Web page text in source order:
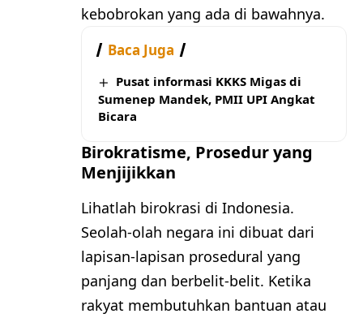
kebobrokan yang ada di bawahnya.
Baca Juga
Pusat informasi KKKS Migas di
Sumenep Mandek, PMII UPI Angkat
Bicara
Birokratisme, Prosedur yang
Menjijikkan
Lihatlah birokrasi di Indonesia.
Seolah-olah negara ini dibuat dari
lapisan-lapisan prosedural yang
panjang dan berbelit-belit. Ketika
rakyat membutuhkan bantuan atau